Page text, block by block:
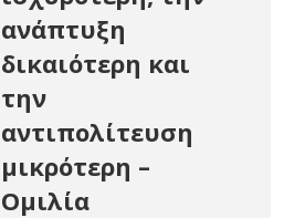
ανάπτυξη
δικαιότερη και
την
αντιπολίτευση
μικρότερη –
Ομιλία